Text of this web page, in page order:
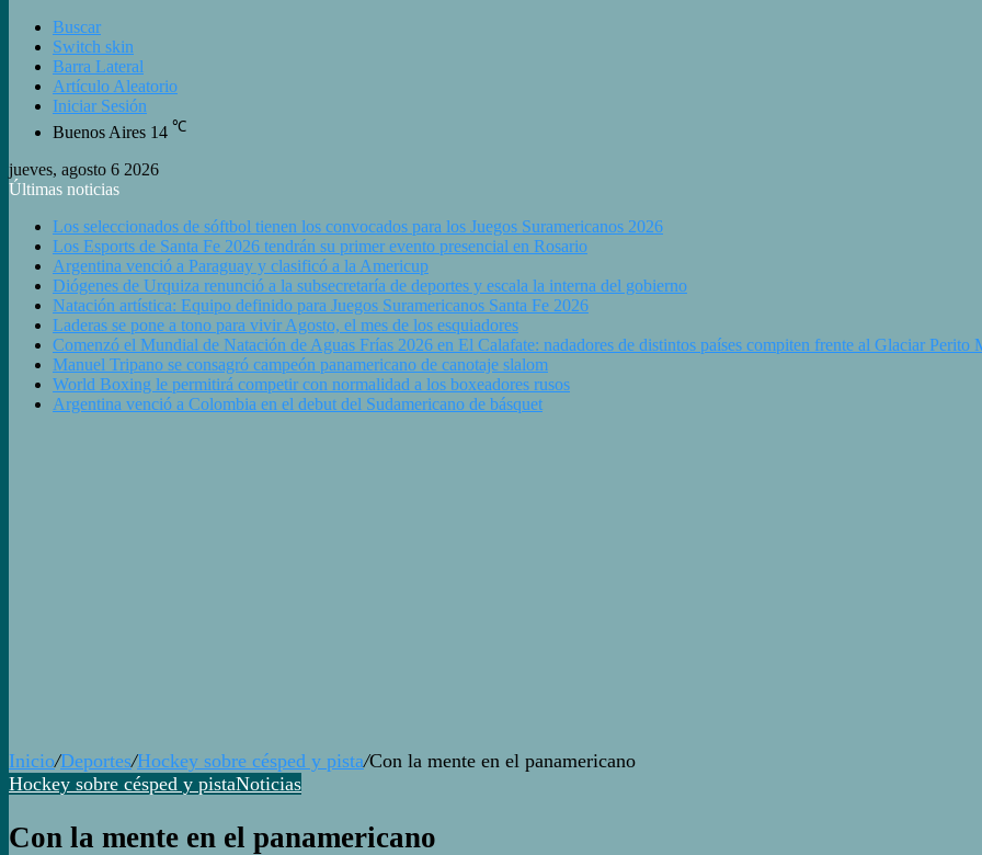
Buscar
Switch skin
Barra Lateral
Artículo Aleatorio
Iniciar Sesión
Buenos Aires 14 ℃
jueves, agosto 6 2026
Últimas noticias
Los seleccionados de sóftbol tienen los convocados para los Juegos Suramericanos 2026
Los Esports de Santa Fe 2026 tendrán su primer evento presencial en Rosario
Argentina venció a Paraguay y clasificó a la Americup
Diógenes de Urquiza renunció a la subsecretaría de deportes y escala la interna del gobierno
Natación artística: Equipo definido para Juegos Suramericanos Santa Fe 2026
Laderas se pone a tono para vivir Agosto, el mes de los esquiadores
Comenzó el Mundial de Natación de Aguas Frías 2026 en El Calafate: nadadores de distintos países compiten frente al Glaciar Perito
Manuel Tripano se consagró campeón panamericano de canotaje slalom
World Boxing le permitirá competir con normalidad a los boxeadores rusos
Argentina venció a Colombia en el debut del Sudamericano de básquet
Inicio/Deportes/Hockey sobre césped y pista/Con la mente en el panamericano
Hockey sobre césped y pistaNoticias
Con la mente en el panamericano